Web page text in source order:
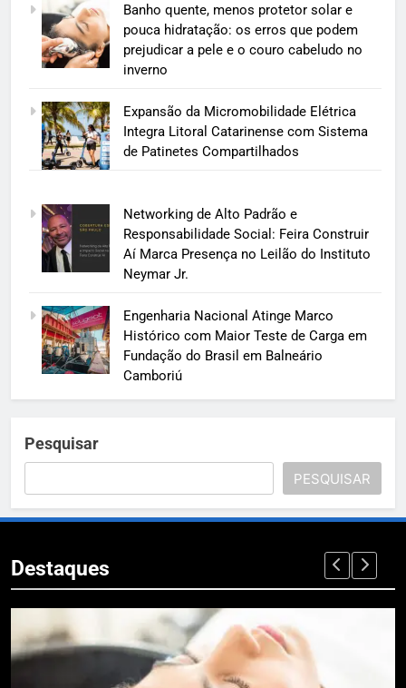
Banho quente, menos protetor solar e
pouca hidratação: os erros que podem
prejudicar a pele e o couro cabeludo no
inverno
Expansão da Micromobilidade Elétrica
Integra Litoral Catarinense com Sistema
de Patinetes Compartilhados
Networking de Alto Padrão e
Responsabilidade Social: Feira Construir
Aí Marca Presença no Leilão do Instituto
Neymar Jr.
Engenharia Nacional Atinge Marco
Histórico com Maior Teste de Carga em
Fundação do Brasil em Balneário
Camboriú
Pesquisar
PESQUISAR
Destaques